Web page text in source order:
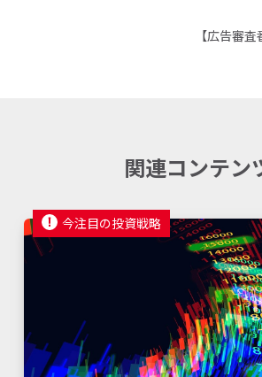
【広告審
関連コンテン
今注目の投資戦略